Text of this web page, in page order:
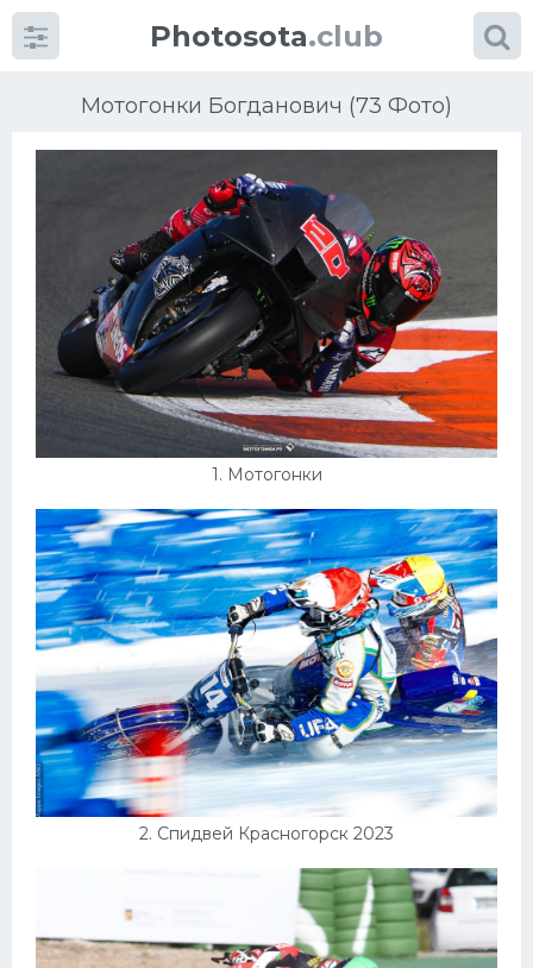
Photosota.club
Мотогонки Богданович (73 Фото)
1. Мотогонки
2. Спидвей Красногорск 2023
КатегорииФото
Много картинок...
Велогонки
Конькобежный спорт
Тренажеры